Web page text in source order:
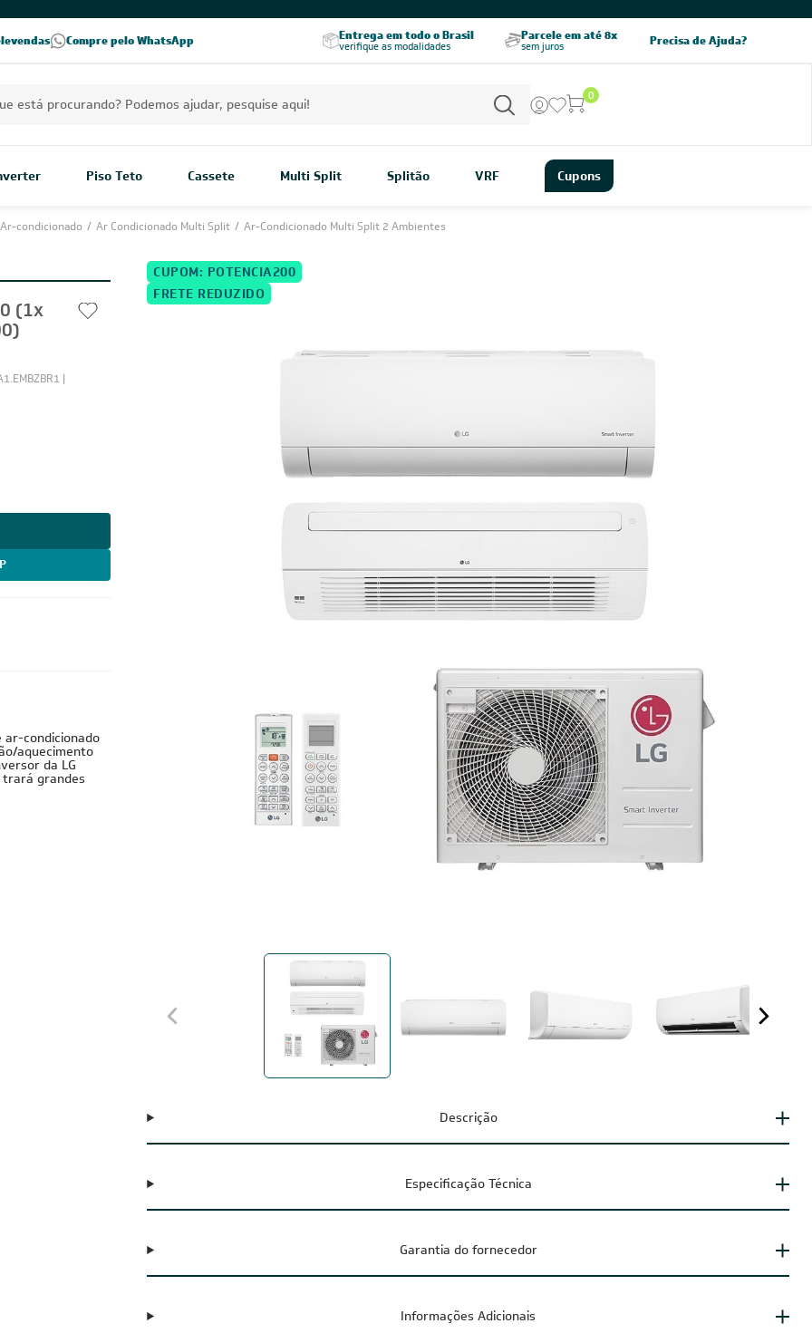
Compre pelo WhatsApp Precisa de Ajuda?
Excelência no RA
Excelência no Reclame Aqui Seja parceiro Leveros Entrega em todo o Brasil
verifique as modalidades
Parcele em até 8x
sem juros
5% OFF no PIX
pagamento à vista
0
Piso Teto Cassete Multi Split Splitão VRF Cupons
Ar-condicionado / Ar Condicionado Multi Split / Ar-Condicionado Multi Split 2 Ambientes
(1x
|
ar-condicionado
aquecimento
da LG
trará grandes
CUPOM: POTENCIA200
FRETE REDUZIDO
Descrição
Especificação Técnica
Garantia do fornecedor
Informações Adicionais